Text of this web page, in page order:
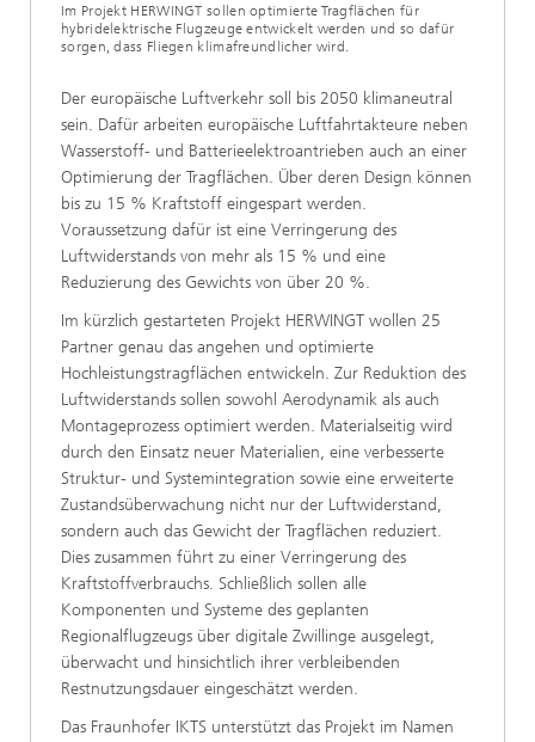
Im Projekt HERWINGT sollen optimierte Tragflächen für
hybridelektrische Flugzeuge entwickelt werden und so dafür
sorgen, dass Fliegen klimafreundlicher wird.
Der europäische Luftverkehr soll bis 2050 klimaneutral
sein. Dafür arbeiten europäische Luftfahrtakteure neben
Wasserstoff- und Batterieelektroantrieben auch an einer
Optimierung der Tragflächen. Über deren Design können
bis zu 15 % Kraftstoff eingespart werden.
Voraussetzung dafür ist eine Verringerung des
Luftwiderstands von mehr als 15 % und eine
Reduzierung des Gewichts von über 20 %.
Im kürzlich gestarteten Projekt HERWINGT wollen 25
Partner genau das angehen und optimierte
Hochleistungstragflächen entwickeln. Zur Reduktion des
Luftwiderstands sollen sowohl Aerodynamik als auch
Montageprozess optimiert werden. Materialseitig wird
durch den Einsatz neuer Materialien, eine verbesserte
Struktur- und Systemintegration sowie eine erweiterte
Zustandsüberwachung nicht nur der Luftwiderstand,
sondern auch das Gewicht der Tragflächen reduziert.
Dies zusammen führt zu einer Verringerung des
Kraftstoffverbrauchs. Schließlich sollen alle
Komponenten und Systeme des geplanten
Regionalflugzeugs über digitale Zwillinge ausgelegt,
überwacht und hinsichtlich ihrer verbleibenden
Restnutzungsdauer eingeschätzt werden.
Das Fraunhofer IKTS unterstützt das Projekt im Namen